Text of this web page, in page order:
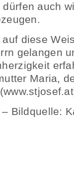
auch
diese
gelangen
Maria,
Bildquelle: